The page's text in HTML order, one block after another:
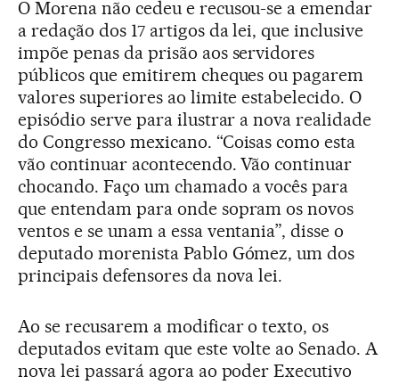
O Morena não cedeu e recusou-se a emendar
a redação dos 17 artigos da lei, que inclusive
impõe penas da prisão aos servidores
públicos que emitirem cheques ou pagarem
valores superiores ao limite estabelecido. O
episódio serve para ilustrar a nova realidade
do Congresso mexicano. “Coisas como esta
vão continuar acontecendo. Vão continuar
chocando. Faço um chamado a vocês para
que entendam para onde sopram os novos
ventos e se unam a essa ventania”, disse o
deputado morenista Pablo Gómez, um dos
principais defensores da nova lei.
Ao se recusarem a modificar o texto, os
deputados evitam que este volte ao Senado. A
nova lei passará agora ao poder Executivo